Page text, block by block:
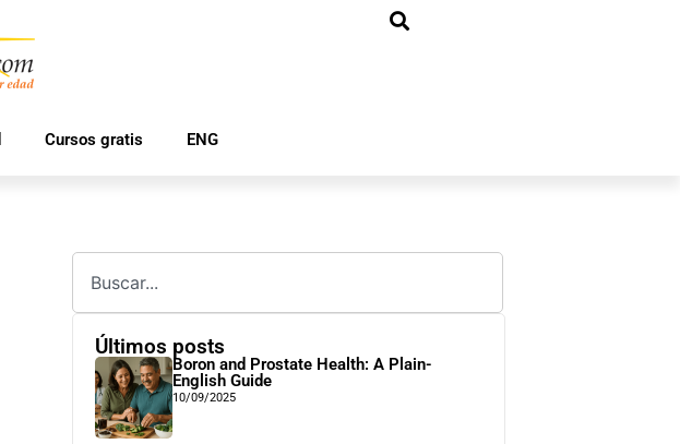
Cursos gratis ENG
Últimos posts
Boron and Prostate Health: A Plain-
English Guide
10/09/2025